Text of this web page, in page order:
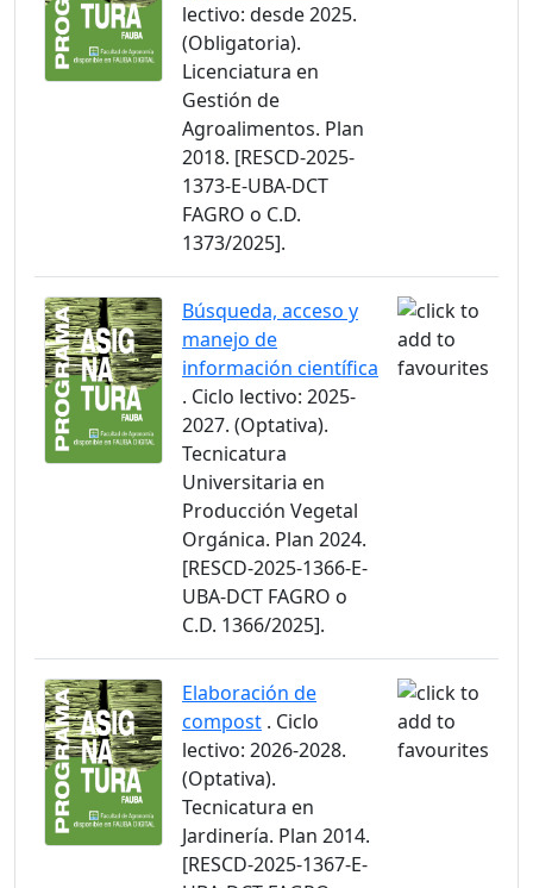
lectivo: desde 2025.
(Obligatoria).
Licenciatura en
Gestión de
Agroalimentos. Plan
2018. [RESCD-2025-
1373-E-UBA-DCT
FAGRO o C.D.
1373/2025].
Búsqueda, acceso y
manejo de
información científica
. Ciclo lectivo: 2025-
2027. (Optativa).
Tecnicatura
Universitaria en
Producción Vegetal
Orgánica. Plan 2024.
[RESCD-2025-1366-E-
UBA-DCT FAGRO o
C.D. 1366/2025].
Elaboración de
compost . Ciclo
lectivo: 2026-2028.
(Optativa).
Tecnicatura en
Jardinería. Plan 2014.
[RESCD-2025-1367-E-